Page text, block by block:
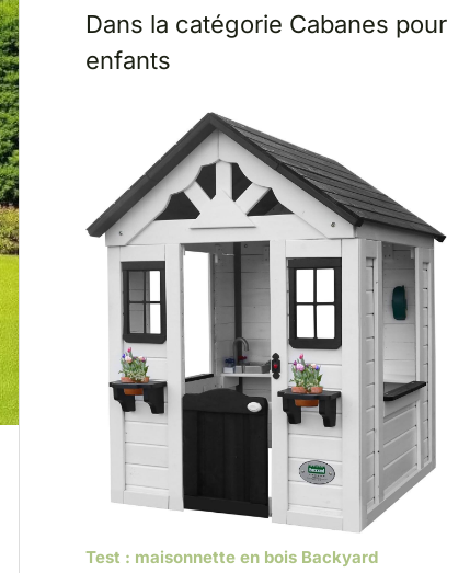
Dans la catégorie Cabanes pour
enfants
Test : maisonnette en bois Backyard